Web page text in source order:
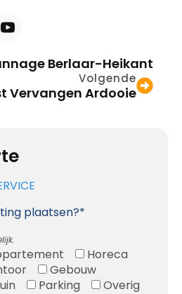
plaatsen?*
Horeca
Gebouw
Parking
Overig
Berlaar-Heikant
Volgende
Vervangen Ardooie